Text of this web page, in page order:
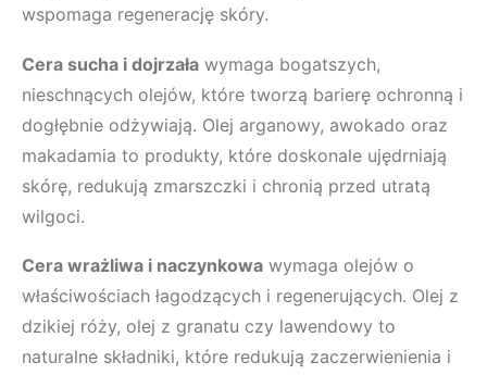
wspomaga regenerację skóry.
Cera sucha i dojrzała wymaga bogatszych,
nieschnących olejów, które tworzą barierę ochronną i
dogłębnie odżywiają. Olej arganowy, awokado oraz
makadamia to produkty, które doskonale ujędrniają
skórę, redukują zmarszczki i chronią przed utratą
wilgoci.
Cera wrażliwa i naczynkowa wymaga olejów o
właściwościach łagodzących i regenerujących. Olej z
dzikiej róży, olej z granatu czy lawendowy to
naturalne składniki, które redukują zaczerwienienia i